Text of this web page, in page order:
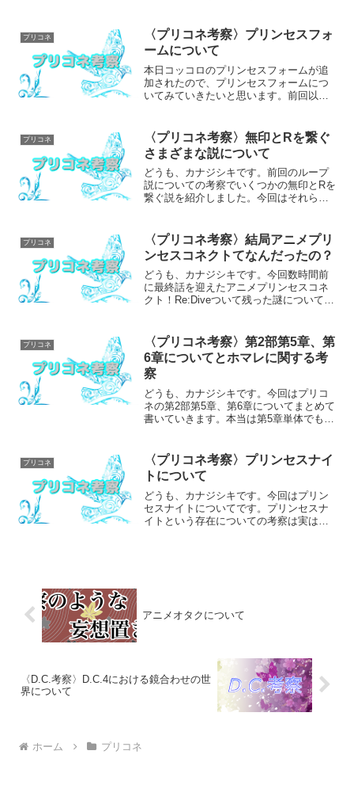
Princessは第一部のサブタイトルだった
とい...
プリコネ
〈プリコネ考察〉プリンセスフォ
ームについて
本日コッコロのプリンセスフォームが追
加されたので、プリンセスフォームにつ
いてみていきたいと思います。前回以
嫌な方はブラウザバックをお願いしま
す。基本情報まずはプリ...
プリコネ
〈プリコネ考察〉無印とRを繋ぐ
さまざまな説について
どうも、カナジシキです。前回のループ
説についての考察でいくつかの無印とRを
繋ぐ説を紹介しました。今回はそれらの
レを含みますので嫌な方はブラウザバッ
クをお願いします。無印ラ...
プリコネ
〈プリコネ考察〉結局アニメプリ
ンセスコネクトてなんだったの？
どうも、カナジシキです。今回数時間前
に最終話を迎えたアニメプリンセスコネ
クト！Re:Diveついて残った謎についてア
ムをプレイし無印を視聴済みの人向け
に、これまでの自分...
プリコネ
〈プリコネ考察〉第2部第5章、第
6章についてとホマレに関する考
察
どうも、カナジシキです。今回はプリコ
ネの第2部第5章、第6章についてまとめて
書いていきます。本当は第5章単体でも書
す。また、主題のプリンセスフォームと
七冠についてはまと...
プリコネ
〈プリコネ考察〉プリンセスナイ
トについて
どうも、カナジシキです。今回はプリン
セスナイトについてです。プリンセスナ
イトという存在についての考察は実は七
アニメオタクについて
〈D.C.考察〉D.C.4における鏡合わせの世
界について
ホーム プリコネ